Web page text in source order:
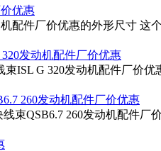
优惠
配件厂价优惠的外形尺寸 这
发动机配件厂价优惠
ISL G 320发动机配件厂价
260发动机配件厂价优惠
束QSB6.7 260发动机配件厂